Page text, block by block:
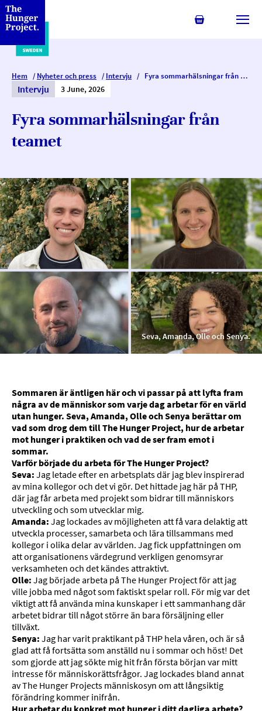
Min
Hem / Nyheter och press / Intervju / Fyra sommarhälsningar från teamet
Intervju 3 June, 2026
Fyra sommarhälsningar från
teamet
Seva, Amanda, Olle och Senya.
Sommaren är äntligen här och vi passar på att lyfta fram
några av de människor som varje dag arbetar för en värld
utan hunger. Seva, Amanda, Olle och Senya berättar om
vad som drog dem till The Hunger Project, hur de arbetar
mot hunger i praktiken och vad de ser fram emot i
sommar.
Varför började du arbeta för The Hunger Project?
Seva: Jag letade efter en arbetsplats där jag blev inspirerad
av mina kollegor och det vi gör. Det hittade jag här på THP,
där jag får arbeta med projekt som bidrar till människors
utveckling och som utvecklar mig.
Amanda: Jag lockades av möjligheten att få vara delaktig att
utveckla processer, samarbeta och lära tillsammans med
kollegor i olika delar av världen. Jag fick uppfattningen om
att organisationens värdegrund verkligen genomsyrar
verksamheten och det kändes attraktivt.
Olle: Jag började arbeta på The Hunger Project för att jag
ville jobba med något som faktiskt spelar roll. För mig var det
viktigt att få använda mina kunskaper i ett sammanhang där
arbetet bidrar till något större än bara försäljning eller
tillväxt.
Senya: Jag har varit praktikant på THP hela våren, och är så
glad att få fortsätta som anställd nu i sommar och höst! Det
som gjorde att jag sökte mig hit från första början var mitt
intresse för människorättsfrågor. Jag lockades bland annat
av The Hunger Projects människosyn om att långsiktig
förändring kommer inifrån.
Hur arbetar du konkret mot hunger i ditt dagliga arbete?